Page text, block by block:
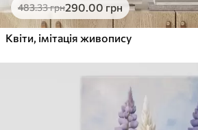
483.33грн290.00 грн
Квіти, імітація живопису